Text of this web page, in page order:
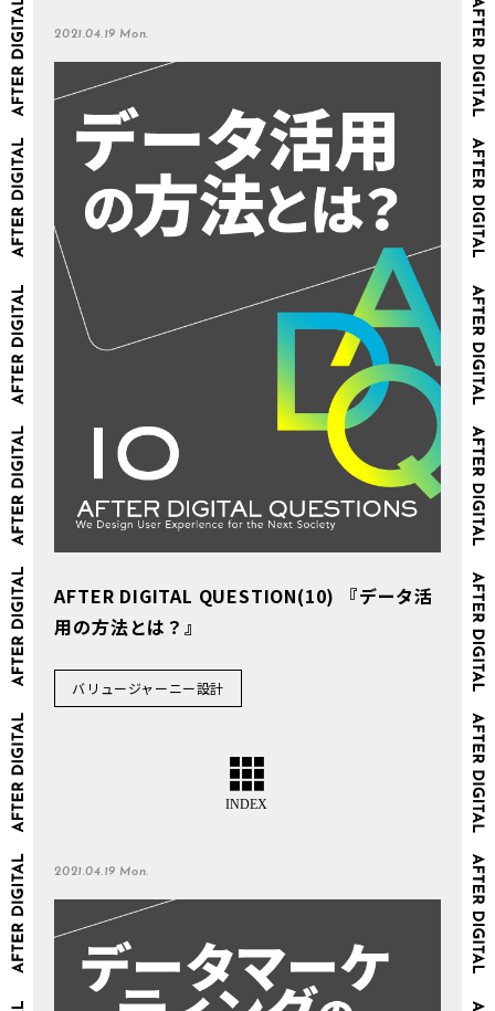
2021.04.19 Mon.
AFTER DIGITAL QUESTION(10) 『データ活
用の方法とは？』
バリュージャーニー設計
2021.04.19 Mon.